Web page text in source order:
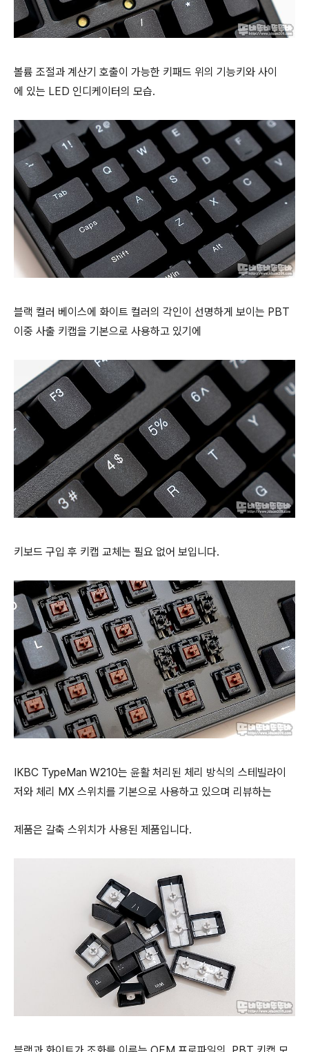
볼륨 조절과 계산기 호출이 가능한 키패드 위의 기능키와 사이
에 있는 LED 인디케이터의 모습.
블랙 컬러 베이스에 화이트 컬러의 각인이 선명하게 보이는 PBT
이중 사출 키캡을 기본으로 사용하고 있기에
키보드 구입 후 키캡 교체는 필요 없어 보입니다.
IKBC TypeMan W210는 윤활 처리된 체리 방식의 스테빌라이
저와 체리 MX 스위치를 기본으로 사용하고 있으며 리뷰하는
제품은 갈축 스위치가 사용된 제품입니다.